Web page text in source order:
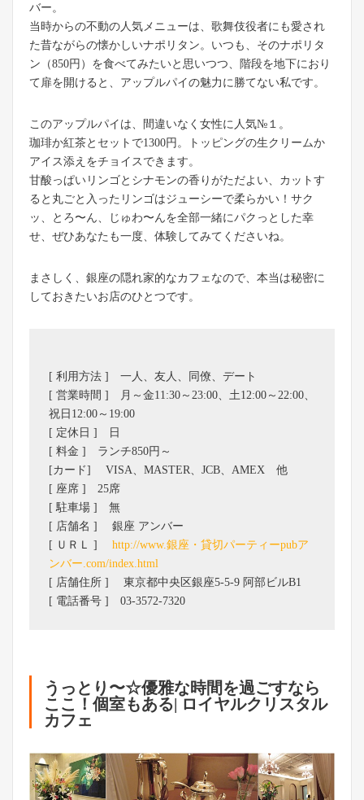
バー。
当時からの不動の人気メニューは、歌舞伎役者にも愛され
た昔ながらの懐かしいナポリタン。いつも、そのナポリタ
ン（850円）を食べてみたいと思いつつ、階段を地下におり
て扉を開けると、アップルパイの魅力に勝てない私です。
このアップルパイは、間違いなく女性に人気№１。
珈琲か紅茶とセットで1300円。トッピングの生クリームか
アイス添えをチョイスできます。
甘酸っぱいリンゴとシナモンの香りがただよい、カットす
ると丸ごと入ったリンゴはジューシーで柔らかい！サク
ッ、とろ〜ん、じゅわ〜んを全部一緒にパクっとした幸
せ、ぜひあなたも一度、体験してみてくださいね。
まさしく、銀座の隠れ家的なカフェなので、本当は秘密に
しておきたいお店のひとつです。
[ 利用方法 ] 一人、友人、同僚、デート
[ 営業時間 ] 月～金11:30～23:00、土12:00～22:00、
祝日12:00～19:00
[ 定休日 ] 日
[ 料金 ] ランチ850円～
[カード] VISA、MASTER、JCB、AMEX 他
[ 座席 ] 25席
[ 駐車場 ] 無
[ 店舗名 ] 銀座 アンバー
[ ＵＲＬ ] http://www.銀座・貸切パーティーpubア
ンバー.com/index.html
[ 店舗住所 ] 東京都中央区銀座5-5-9 阿部ビルB1
[ 電話番号 ] 03-3572-7320
うっとり〜☆優雅な時間を過ごすなら
ここ！個室もある| ロイヤルクリスタル
カフェ